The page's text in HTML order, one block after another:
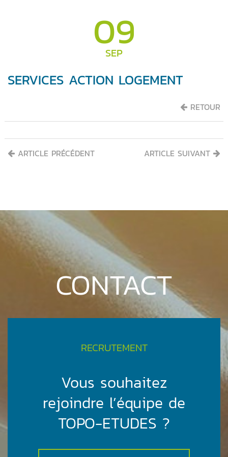
09
SEP
SERVICES ACTION LOGEMENT
RETOUR
ARTICLE PRÉCÉDENT ARTICLE SUIVANT
CONTACT
RECRUTEMENT
Vous souhaitez
rejoindre l’équipe de
TOPO-ETUDES ?